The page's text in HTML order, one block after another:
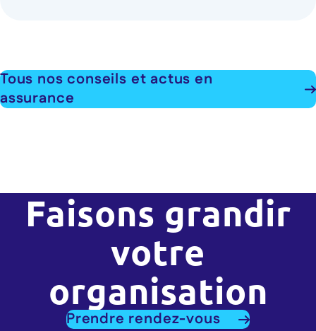
Tous nos conseils et actus en
assurance
Faisons grandir
votre
organisation
Prendre rendez-vous